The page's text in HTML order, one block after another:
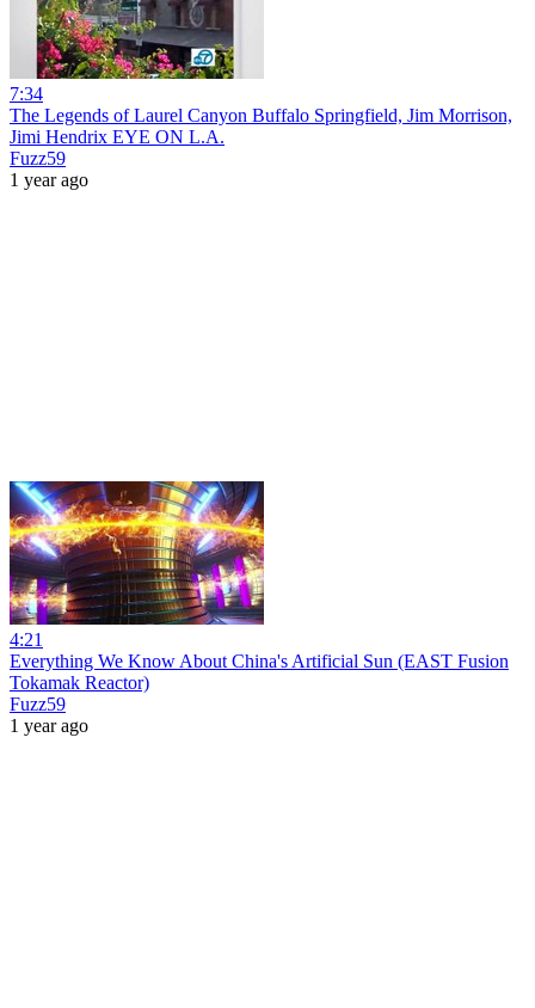
7:34
The Legends of Laurel Canyon Buffalo Springfield, Jim Morrison,
Jimi Hendrix EYE ON L.A.
Fuzz59
1 year ago
4:21
Everything We Know About China's Artificial Sun (EAST Fusion
Tokamak Reactor)
Fuzz59
1 year ago